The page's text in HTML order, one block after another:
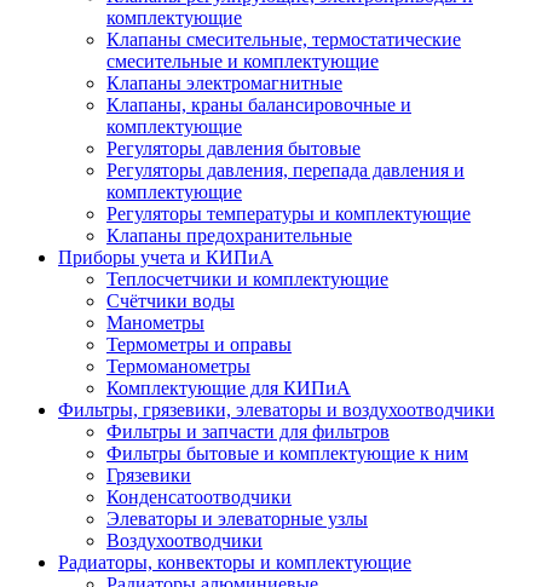
комплектующие
Клапаны смесительные, термостатические
смесительные и комплектующие
Клапаны электромагнитные
Клапаны, краны балансировочные и
комплектующие
Регуляторы давления бытовые
Регуляторы давления, перепада давления и
комплектующие
Регуляторы температуры и комплектующие
Клапаны предохранительные
Приборы учета и КИПиА
Теплосчетчики и комплектующие
Счётчики воды
Манометры
Термометры и оправы
Термоманометры
Комплектующие для КИПиА
Фильтры, грязевики, элеваторы и воздухоотводчики
Фильтры и запчасти для фильтров
Фильтры бытовые и комплектующие к ним
Грязевики
Конденсатоотводчики
Элеваторы и элеваторные узлы
Воздухоотводчики
Радиаторы, конвекторы и комплектующие